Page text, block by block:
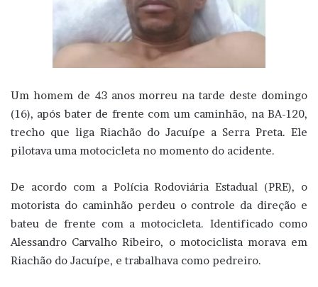
Um homem de 43 anos morreu na tarde deste domingo
(16), após bater de frente com um caminhão, na BA-120,
trecho que liga Riachão do Jacuípe a Serra Preta. Ele
pilotava uma motocicleta no momento do acidente.
De acordo com a Polícia Rodoviária Estadual (PRE), o
motorista do caminhão perdeu o controle da direção e
bateu de frente com a motocicleta. Identificado como
Alessandro Carvalho Ribeiro, o motociclista morava em
Riachão do Jacuípe, e trabalhava como pedreiro.